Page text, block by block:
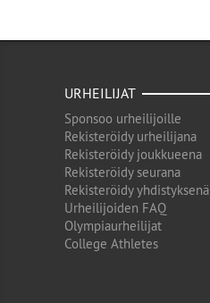
URHEILIJAT
Sponsoo urheilijoille
Rekisteröidy urheilijana
Rekisteröidy joukkueena
Rekisteröidy seurana
Rekisteröidy yhdistyksenä
Urheilijoiden FAQ
Olympiaurheilijat
College Athletes